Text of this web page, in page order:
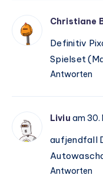
Christiane
Definitiv
Spielset
Antworten
Liviu am 30.
aufjendfall
Antworten